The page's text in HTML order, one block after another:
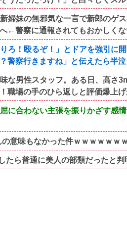
婦妹の無邪気な一言で新郎のゲ
←警察に通報されてもおかしく
ろ！殴るぞ！」とドアを強引に
警察行きますね」と伝えたら半
な男性スタッフ。ある日、高さ
職場の手のひら返しと評価爆上
に合わない主張を振りかざす感
意味もなかった件ｗｗｗｗｗｗ
たら普通に美人の部類だったと判